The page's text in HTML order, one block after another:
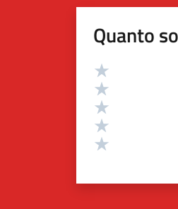
Quanto
Valutazione